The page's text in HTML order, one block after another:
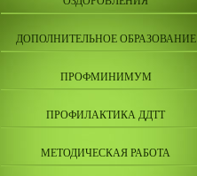
ДОПОЛНИТЕЛЬНОЕ ОБРАЗОВАНИЕ
ПРОФМИНИМУМ
ПРОФИЛАКТИКА ДДТТ
МЕТОДИЧЕСКАЯ РАБОТА